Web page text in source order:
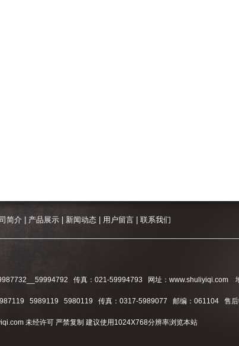
简介| 产品展示| 新闻动态| 用户留言| 联系我们
传真：021-59994793 网址：www.shuliyiqi.com
5989119 5980119 传真：0317-5989077 邮编：061104 售后
未经许可 严禁复制 建议使用1024X768分辨率浏览本站